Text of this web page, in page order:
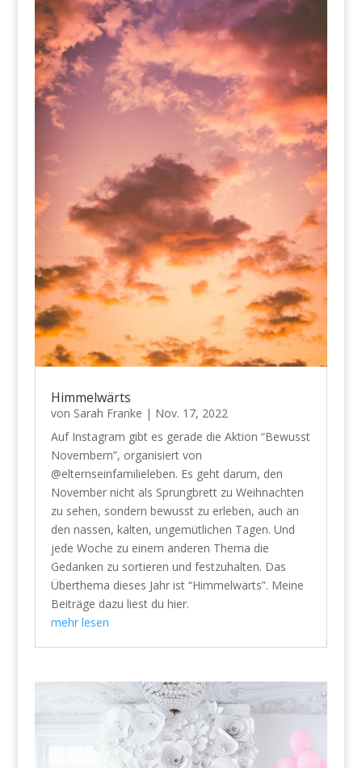
Himmelwärts
von Sarah Franke | Nov. 17, 2022
Auf Instagram gibt es gerade die Aktion “Bewusst
Novembern”, organisiert von
@elternseinfamilieleben. Es geht darum, den
November nicht als Sprungbrett zu Weihnachten
zu sehen, sondern bewusst zu erleben, auch an
den nassen, kalten, ungemütlichen Tagen. Und
jede Woche zu einem anderen Thema die
Gedanken zu sortieren und festzuhalten. Das
Überthema dieses Jahr ist “Himmelwärts”. Meine
Beiträge dazu liest du hier.
mehr lesen